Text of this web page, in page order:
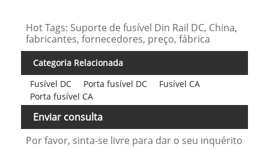
Hot Tags: Suporte de fusível Din Rail DC, China,
fabricantes, fornecedores, preço, fábrica
Categoria Relacionada
Fusível DC
Porta fusível DC
Fusível CA
Porta fusível CA
Enviar consulta
Por favor, sinta-se livre para dar o seu inquérito